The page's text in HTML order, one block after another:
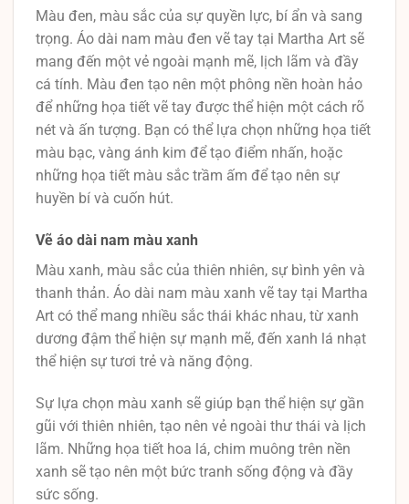
Màu đen, màu sắc của sự quyền lực, bí ẩn và sang
trọng. Áo dài nam màu đen vẽ tay tại Martha Art sẽ
mang đến một vẻ ngoài mạnh mẽ, lịch lãm và đầy
cá tính. Màu đen tạo nên một phông nền hoàn hảo
để những họa tiết vẽ tay được thể hiện một cách rõ
nét và ấn tượng. Bạn có thể lựa chọn những họa tiết
màu bạc, vàng ánh kim để tạo điểm nhấn, hoặc
những họa tiết màu sắc trầm ấm để tạo nên sự
huyền bí và cuốn hút.
Vẽ áo dài nam màu xanh
Màu xanh, màu sắc của thiên nhiên, sự bình yên và
thanh thản. Áo dài nam màu xanh vẽ tay tại Martha
Art có thể mang nhiều sắc thái khác nhau, từ xanh
dương đậm thể hiện sự mạnh mẽ, đến xanh lá nhạt
thể hiện sự tươi trẻ và năng động.
Sự lựa chọn màu xanh sẽ giúp bạn thể hiện sự gần
gũi với thiên nhiên, tạo nên vẻ ngoài thư thái và lịch
lãm. Những họa tiết hoa lá, chim muông trên nền
xanh sẽ tạo nên một bức tranh sống động và đầy
sức sống.